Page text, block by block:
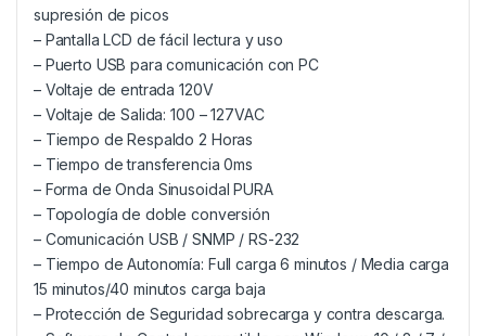
supresión de picos
– Pantalla LCD de fácil lectura y uso
– Puerto USB para comunicación con PC
– Voltaje de entrada 120V
– Voltaje de Salida: 100 – 127VAC
– Tiempo de Respaldo 2 Horas
– Tiempo de transferencia 0ms
– Forma de Onda Sinusoidal PURA
– Topología de doble conversión
– Comunicación USB / SNMP / RS-232
– Tiempo de Autonomía: Full carga 6 minutos / Media carga
15 minutos/40 minutos carga baja
– Protección de Seguridad sobrecarga y contra descarga.